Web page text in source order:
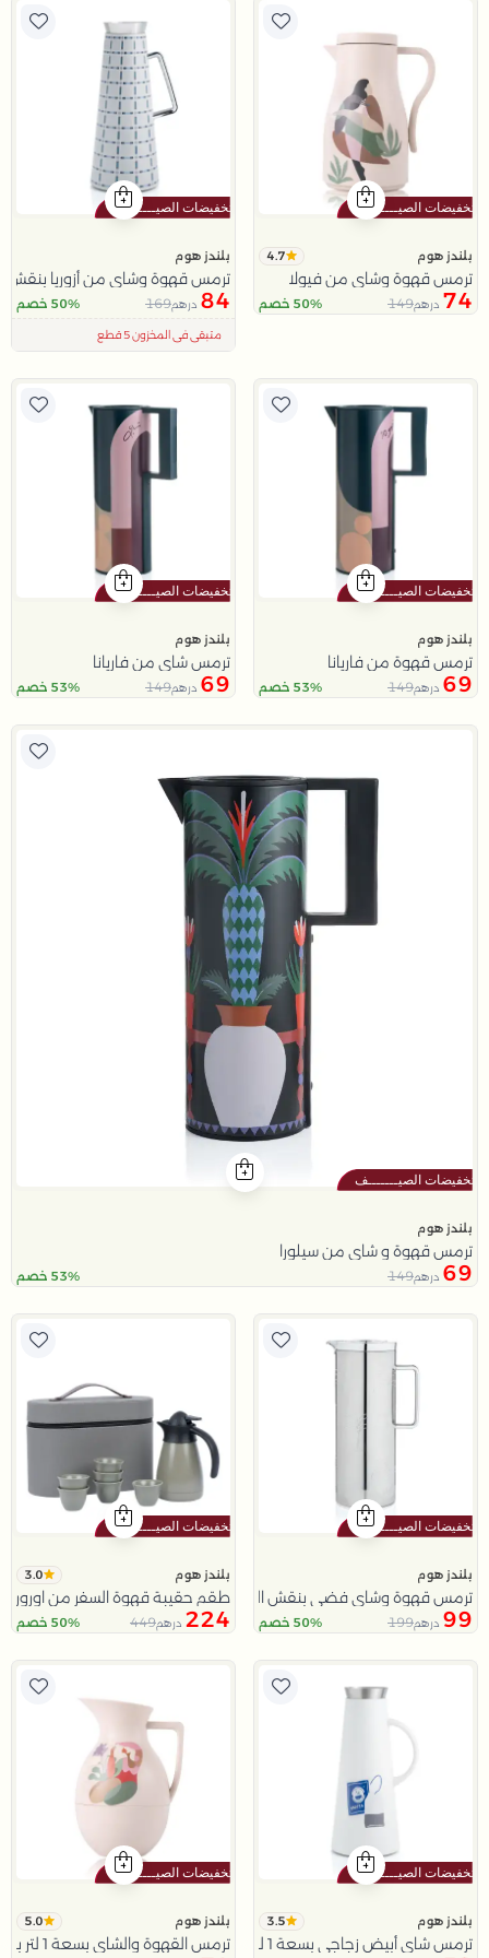
بلندز هوم 4.7
ترمس قهوة وشاي من فيولا
74 درهم149 50% خصم
بلندز هوم
ترمس قهوة وشاي من أزوريا بنقش
84 درهم169 50% خصم
اقل سعر في 30 يوم
متبقي في المخزون 5 قطع
بلندز هوم
ترمس قهوة من فاريانا
69 درهم149 53% خصم
بلندز هوم
ترمس شاي من فاريانا
69 درهم149 53% خصم
بلندز هوم
ترمس قهوة و شاي من سيلورا
69 درهم149 53% خصم
بلندز هوم
ترمس قهوة وشاي فضي بنقش النخلة من عسيب
99 درهم199 50% خصم
بلندز هوم 3.0
طقم حقيبة قهوة السفر من اورورا
224 درهم449 50% خصم
بلندز هوم 3.5
ترمس شاي أبيض زجاجي بسعة 1 لتر من هيْدا
بلندز هوم 5.0
ترمس القهوة والشاي بسعة 1 لتر باللون البيج من فيولا